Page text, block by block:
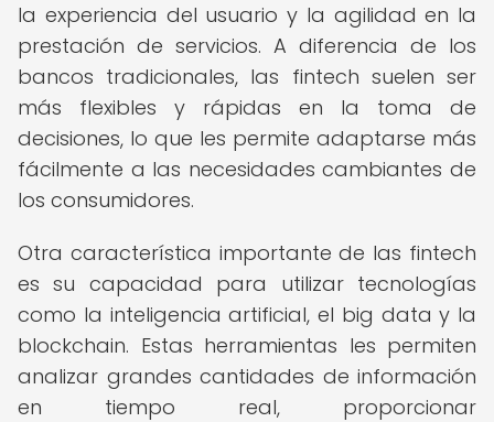
la experiencia del usuario y la agilidad en la
prestación de servicios. A diferencia de los
bancos tradicionales, las fintech suelen ser
más flexibles y rápidas en la toma de
decisiones, lo que les permite adaptarse más
fácilmente a las necesidades cambiantes de
los consumidores.
Otra característica importante de las fintech
es su capacidad para utilizar tecnologías
como la inteligencia artificial, el big data y la
blockchain. Estas herramientas les permiten
analizar grandes cantidades de información
en tiempo real, proporcionar